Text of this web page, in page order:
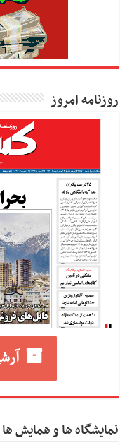
روزنامه امروز
نمایشگاه ها و همایش ها